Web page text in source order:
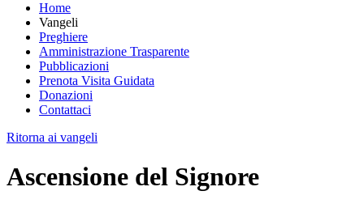
Home
Vangeli
Preghiere
Amministrazione Trasparente
Pubblicazioni
Prenota Visita Guidata
Donazioni
Contattaci
Ritorna ai vangeli
Ascensione del Signore